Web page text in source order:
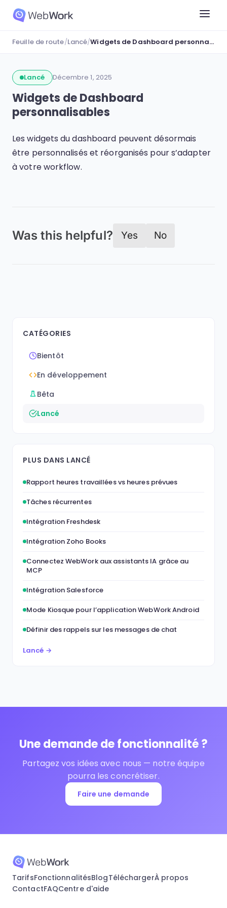
Feuille de route/Lancé/ Widgets de Dashboard personnalisables
Lancé Décembre 1, 2025
Widgets de Dashboard
personnalisables
Les widgets du dashboard peuvent désormais
être personnalisés et réorganisés pour s’adapter
à votre workflow.
Was this helpful? Yes No
CATÉGORIES
Bientôt
En développement
Bêta
Lancé
PLUS DANS LANCÉ
Rapport heures travaillées vs heures prévues
Tâches récurrentes
Intégration Freshdesk
Intégration Zoho Books
Connectez WebWork aux assistants IA grâce au
MCP
Intégration Salesforce
Mode Kiosque pour l’application WebWork Android
Définir des rappels sur les messages de chat
Lancé →
Une demande de fonctionnalité ?
Partagez vos idées avec nous — notre équipe
pourra les concrétiser.
Faire une demande
TarifsFonctionnalitésBlogTéléchargerÀ propos
ContactFAQCentre d'aide